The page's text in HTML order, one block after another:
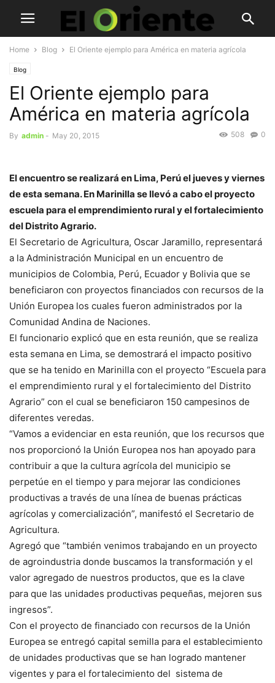
Home Blog El Oriente ejemplo para América en materia agrícola
Blog
El Oriente ejemplo para
América en materia agrícola
By admin - May 20, 2015 0
508
El encuentro se realizará en Lima, Perú el jueves y viernes
de esta semana. En Marinilla se llevó a cabo el proyecto
escuela para el emprendimiento rural y el fortalecimiento
del Distrito Agrario.
El Secretario de Agricultura, Oscar Jaramillo, representará
a la Administración Municipal en un encuentro de
municipios de Colombia, Perú, Ecuador y Bolivia que se
beneficiaron con proyectos financiados con recursos de la
Unión Europea los cuales fueron administrados por la
Comunidad Andina de Naciones.
El funcionario explicó que en esta reunión, que se realiza
esta semana en Lima, se demostrará el impacto positivo
que se ha tenido en Marinilla con el proyecto “Escuela para
el emprendimiento rural y el fortalecimiento del Distrito
Agrario” con el cual se beneficiaron 150 campesinos de
diferentes veredas.
“Vamos a evidenciar en esta reunión, que los recursos que
nos proporcionó la Unión Europea nos han apoyado para
contribuir a que la cultura agrícola del municipio se
perpetúe en el tiempo y para mejorar las condiciones
productivas a través de una línea de buenas prácticas
agrícolas y comercialización”, manifestó el Secretario de
Agricultura.
Agregó que “también venimos trabajando en un proyecto
de agroindustria donde buscamos la transformación y el
valor agregado de nuestros productos, que es la clave
para que las unidades productivas pequeñas, mejoren sus
ingresos”.
Con el proyecto de financiado con recursos de la Unión
Europea se entregó capital semilla para el establecimiento
de unidades productivas que se han logrado mantener
vigentes y para el fortalecimiento del sistema de